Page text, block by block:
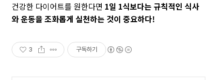
건강한 다이어트를 원한다면 1일 1식보다는 규칙적인 식사
와 운동을 조화롭게 실천하는 것이 중요하다!
3 구독하기